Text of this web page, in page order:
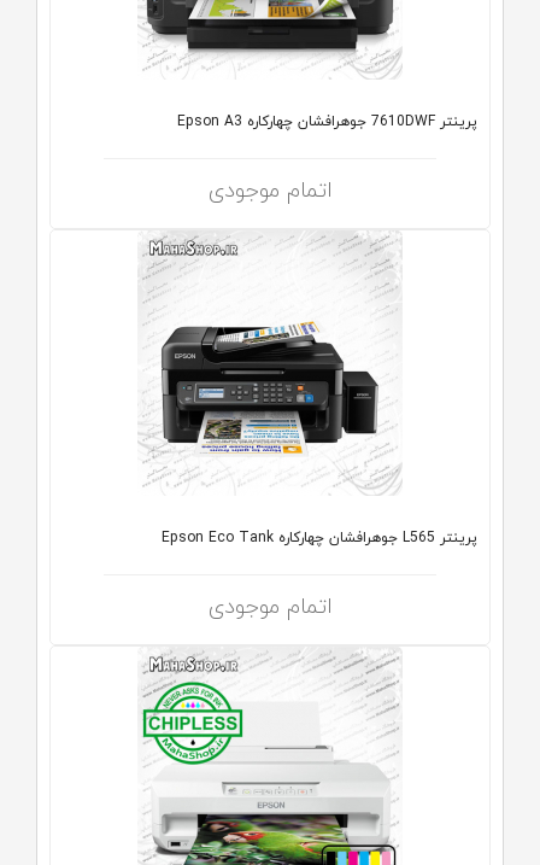
پرینتر 7610DWF جوهرافشان چهارکاره Epson A3
اتمام موجودی
پرینتر L565 جوهرافشان چهارکاره Epson Eco Tank
اتمام موجودی